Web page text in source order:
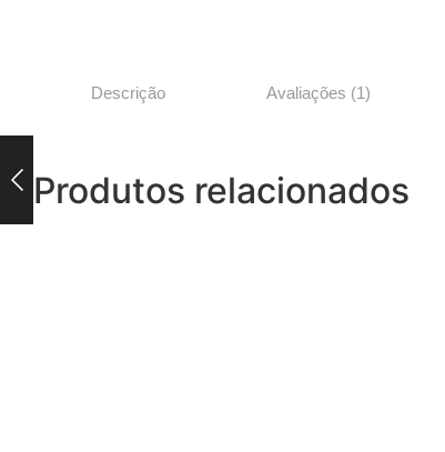
Descrição Avaliações (1)
Produtos relacionados